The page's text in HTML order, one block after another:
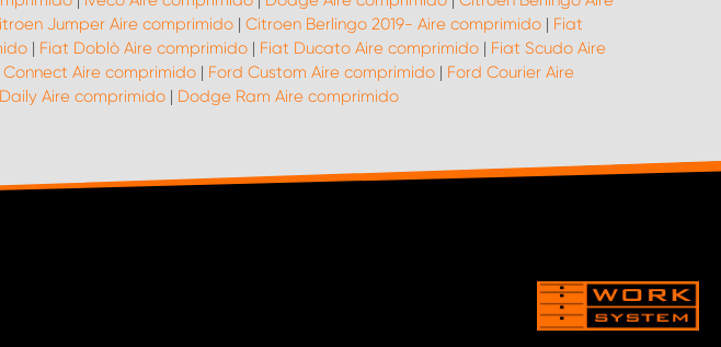
Jumper Aire comprimido | Citroen Berlingo 2019- Aire comprimido | Fiat
| Fiat Doblò Aire comprimido | Fiat Ducato Aire comprimido | Fiat Scudo Aire
Connect Aire comprimido | Ford Custom Aire comprimido | Ford Courier Aire
Aire comprimido | Dodge Ram Aire comprimido